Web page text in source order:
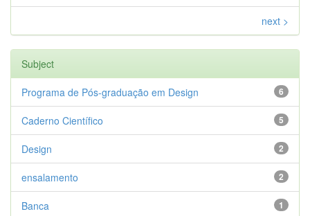
next >
Subject
6
Programa de Pós-graduação em Design
5
Caderno Científico
2
Design
2
ensalamento
1
Banca